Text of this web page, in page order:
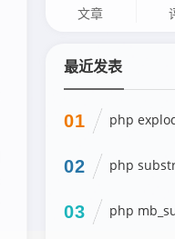
文章
最近发表
01 php
02 php
03 php